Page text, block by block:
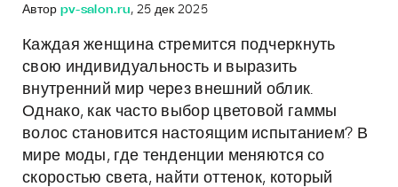
Автор pv-salon.ru, 25 дек 2025
Каждая женщина стремится подчеркнуть
свою индивидуальность и выразить
внутренний мир через внешний облик.
Однако, как часто выбор цветовой гаммы
волос становится настоящим испытанием? В
мире моды, где тенденции меняются со
скоростью света, найти оттенок, который